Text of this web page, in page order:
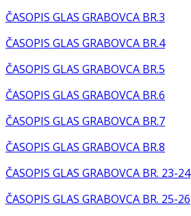
ČASOPIS GLAS GRABOVCA BR.3
ČASOPIS GLAS GRABOVCA BR.4
ČASOPIS GLAS GRABOVCA BR.5
ČASOPIS GLAS GRABOVCA BR.6
ČASOPIS GLAS GRABOVCA BR.7
ČASOPIS GLAS GRABOVCA BR.8
ČASOPIS GLAS GRABOVCA BR. 23-24
ČASOPIS GLAS GRABOVCA BR. 25-26